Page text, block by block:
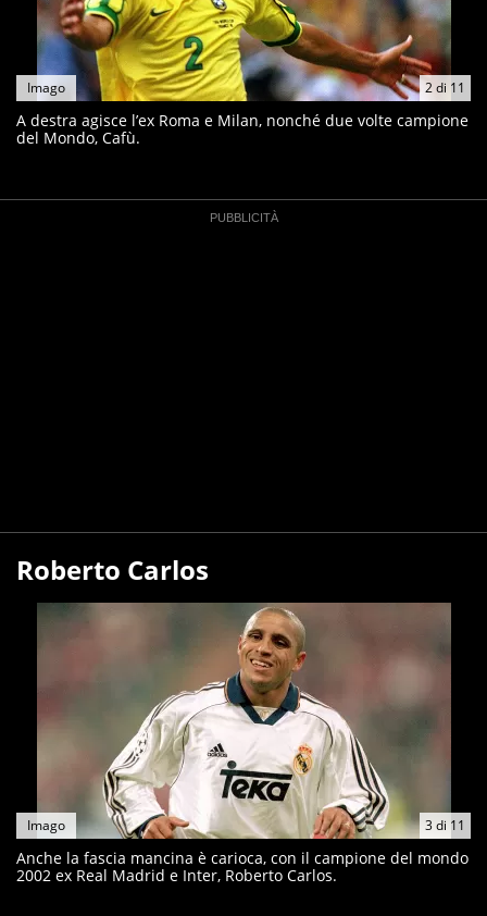
2di 11
Imago
A destra agisce l’ex Roma e Milan, nonché due volte campione
del Mondo, Cafù.
Roberto Carlos
3di 11
Imago
Anche la fascia mancina è carioca, con il campione del mondo
2002 ex Real Madrid e Inter, Roberto Carlos.